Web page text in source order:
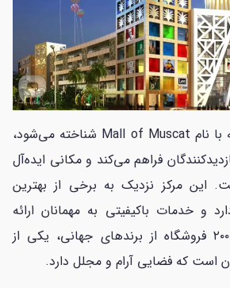
مرکز خرید پام مال، که با نام Mall of Muscat شناخته می‌شود،
فراهم می‌کند و مکانی ایده‌آل
این مرکز نزدیک به برخی از بهترین
و خدمات باکیفیتی به مهمانان ارائه
می‌دهد. پام مال با ۲۰۰ فروشگاه از برندهای جهانی، یکی از
است که فضایی آرام و مجلل دارد.